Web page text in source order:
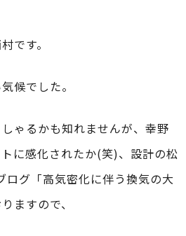
です。
候でした。
ゃるかも知れませんが、幸野
に感化されたか(笑)、設計の松
ログ「高気密化に伴う換気の大
ますので、